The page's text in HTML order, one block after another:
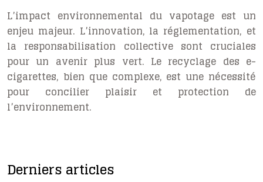
L’impact environnemental du vapotage est un
enjeu majeur. L’innovation, la réglementation, et
la responsabilisation collective sont cruciales
pour un avenir plus vert. Le recyclage des e-
cigarettes, bien que complexe, est une nécessité
pour concilier plaisir et protection de
l’environnement.
Derniers articles